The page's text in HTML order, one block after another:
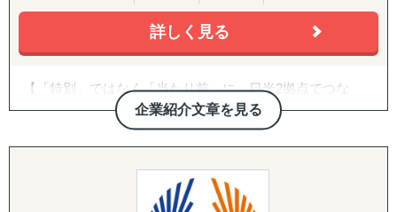
る」
などいったお悩みを抱えています。こういったお悩みの企
業のご担当者は、ぜひ一度、アクシアマーケティングにご
東南アジアや中国、韓国、インドをはじめ、北米や欧州と
いった幅広い国・地域での調査実績があり、調査・分析に
特化している弊社が、貴社の海外事業の成功に向けて、伴
走支援させていただきます。
【主要サービスメニュー】
詳しく見る
企業紹介文章を見る
【「特別」ではなく「当たり前」に。日米2拠点でつな
ぐ、伴走型の海外進出支援】
株式会社グロスペリティは、**「海外進出の成功を"特
別"ではなく"当たり前"にする」**ことをミッションに掲
げ、日本企業の海外展開を構想段階から実行・継続フェー
ズまで一気通貫で支援する海外ビジネス支援会社です。福